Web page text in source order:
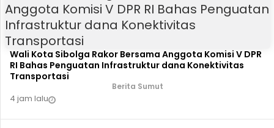
Wali Kota Sibolga Rakor Bersama Anggota Komisi V DPR
RI Bahas Penguatan Infrastruktur dana Konektivitas
Transportasi
Berita Sumut
4 jam lalu